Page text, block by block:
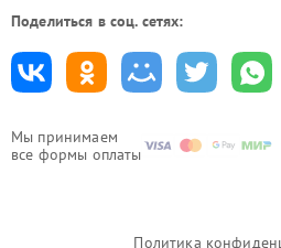
Мы принимаем
все формы оплаты
Поделиться в соц. сетях:
Политика